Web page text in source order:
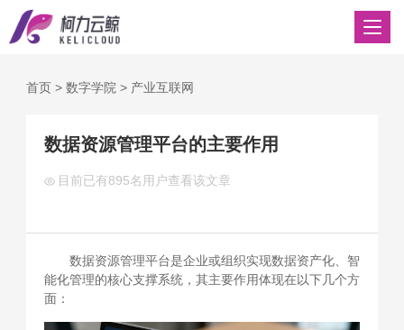
首页> 数字学院 > 产业互联网
数据资源管理平台的主要作用
目前已有895名用户查看该文章
数据资源管理平台是企业或组织实现数据资产化、智
能化管理的核心支撑系统，其主要作用体现在以下几个方
面：